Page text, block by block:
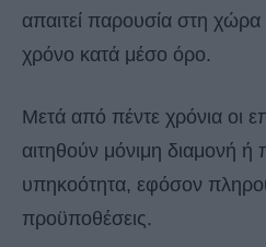
απαιτεί παρουσία στη
χρόνο κατά μέσο όρο.
Μετά από πέντε χρόνια οι
αιτηθούν μόνιμη διαμονή ή
υπηκοότητα, εφόσον
προϋποθέσεις.